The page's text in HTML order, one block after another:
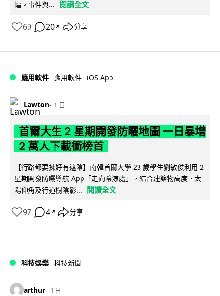
幅。事件與... 閱讀全文
69 20 ↗ 分享
應用軟件 應用軟件 iOS App
Lawton 1 日
首爾大生 2 星期開發防曬地圖 一日暴增
2 萬人下載衝榜首
【行路都要揀好有遮陰】南韓首爾大學 23 歲學生劉敏俊利用 2
星期開發防曬導航 App「走向陰涼處」，結合建築物高度、太
陽仰角及行道樹陰影...
閱讀全文
97 4 ↗ 分享
科技娛樂 科技新聞
arthur 1 日